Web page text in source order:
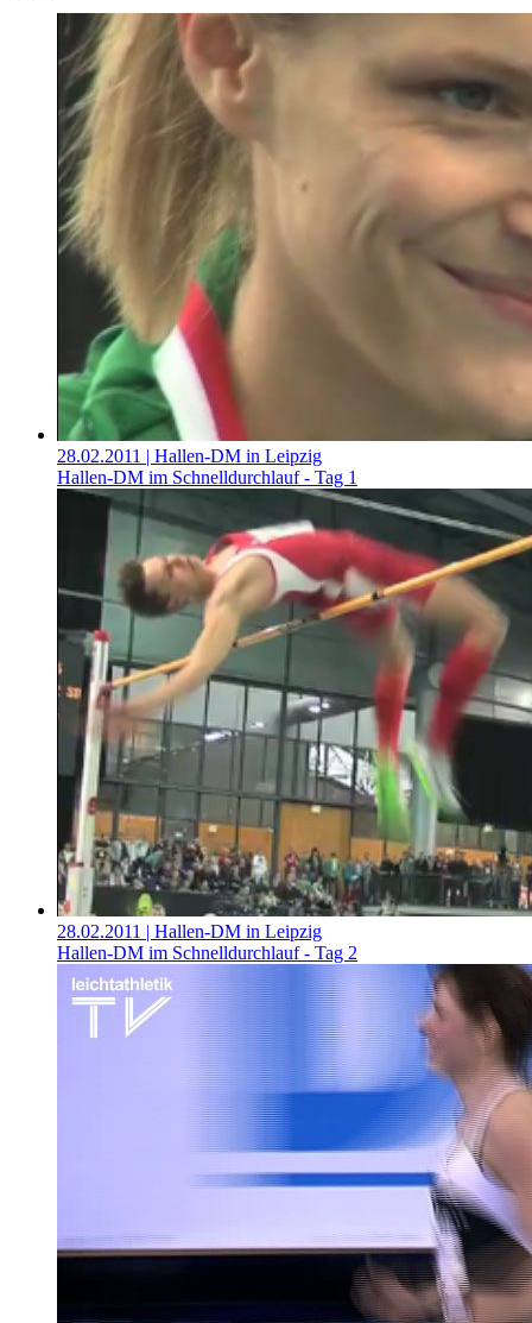
28.02.2011 | Hallen-DM in Leipzig
Hallen-DM im Schnelldurchlauf - Tag 1
28.02.2011 | Hallen-DM in Leipzig
Hallen-DM im Schnelldurchlauf - Tag 2